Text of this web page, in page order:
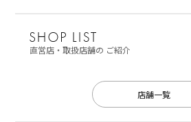
直営店・取扱店舗の ご紹介
店舗一覧